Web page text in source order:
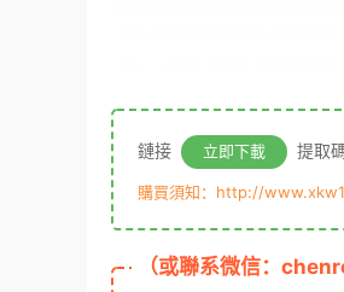
鏈接 立即下載 提取
購買須知：http://
（或聯系微信：